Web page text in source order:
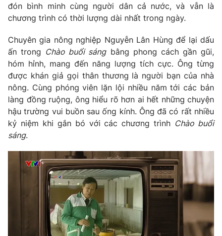
Phim VTV
Hậu trường
Nhân vật
Khán giả
Giải sao mai
Giải trí
Điện ảnh
Âm nhạc
Sao
Đời sống
Du lịch
Làm đẹp
Chất lượng cuộc sống
Giáo dục
Tuyển sinh
Học trực tuyến
Công nghệ
Hitech Công nghệ tương lai
Sản phẩm
Thị trường
Giao lưu trực tuyến
Lịch phát sóng
Chuyên mục khác
Emagazine Podcast
đón bình minh cùng người dân cả nước, và vẫn là
chương trình có thời lượng dài nhất trong ngày.
Chuyên gia nông nghiệp Nguyễn Lân Hùng để lại dấu
ấn trong Chào buổi sángbằng phong cách gần gũi,
hóm hỉnh, mang đến năng lượng tích cực. Ông từng
được khán giả gọi thân thương là người bạn của nhà
nông. Cùng phóng viên lặn lội nhiều năm tới các bản
làng đồng ruộng, ông hiểu rõ hơn ai hết những chuyện
hậu trường vui buồn sau ống kính. Ông đã có rất nhiều
kỷ niệm khi gắn bó với các chương trình Chào buổi
sáng.